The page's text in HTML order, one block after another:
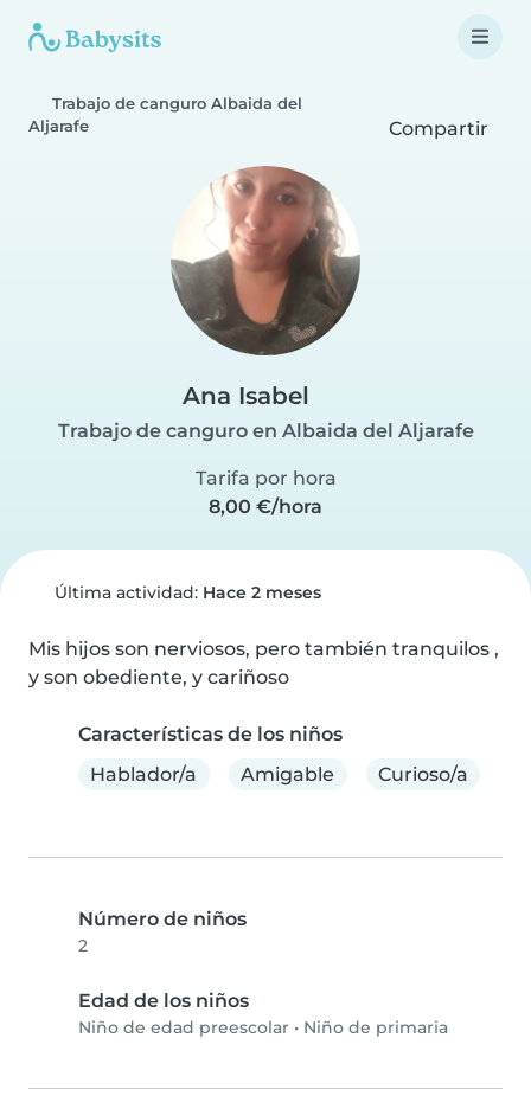
Trabajo de canguro Albaida del
Aljarafe
Compartir
Ana Isabel
Trabajo de canguro en Albaida del Aljarafe
Tarifa por hora
8,00 €/hora
Última actividad: Hace 2 meses
Mis hijos son nerviosos, pero también tranquilos ,
y son obediente, y cariñoso
Características de los niños
Hablador/a
Amigable Curioso/a
Número de niños
2
Edad de los niños
Niño de edad preescolar • Niño de primaria